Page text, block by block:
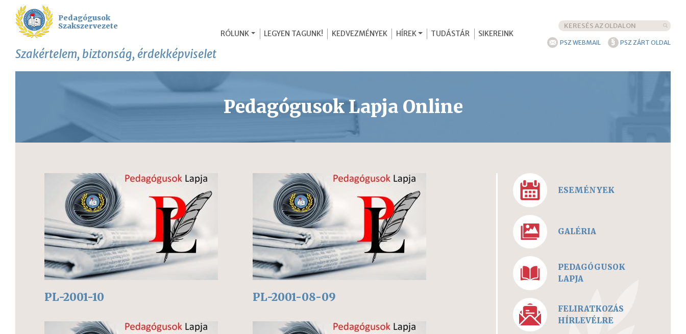
Pedagógusok
Szakszervezete
Szakértelem, biztonság, érdekképviselet
RÓLUNK LEGYEN TAGUNK! KEDVEZMÉNYEK HÍREK TUDÁSTÁR SIKEREINK
PSZ WEBMAIL § PSZ ZÁRT OLDAL
Pedagógusok Lapja Online
PL-2001-10 PL-2001-08-09
ESEMÉNYEK
GALÉRIA
PEDAGÓGUSOK
LAPJA
FELIRATKOZÁS
HÍRLEVÉLRE